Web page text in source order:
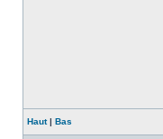
Haut| Bas